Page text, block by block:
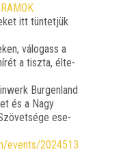
itt tün­tet­jük
válo­gass a
a tisz­ta, élte­
Bur­gen­land
és a Nagy
ese­
events/2024513